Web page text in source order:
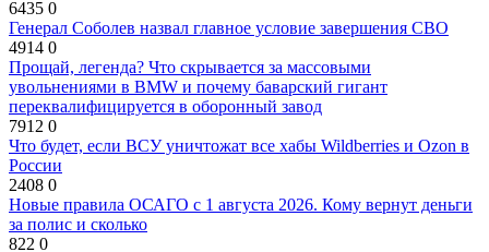
6435 0
Генерал Соболев назвал главное условие завершения СВО
4914 0
Прощай, легенда? Что скрывается за массовыми
увольнениями в BMW и почему баварский гигант
переквалифицируется в оборонный завод
7912 0
Что будет, если ВСУ уничтожат все хабы Wildberries и Ozon в
России
2408 0
Новые правила ОСАГО с 1 августа 2026. Кому вернут деньги
за полис и сколько
822 0